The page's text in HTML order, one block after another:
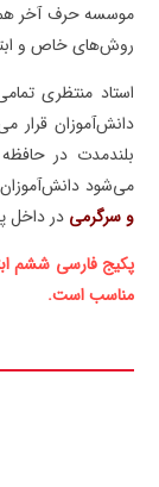
موسسه حرف آخر
روش‌های خاص و
استاد منتظری
دانش‌آموزان
بلندمدت در
می‌شود دانش‌آموزان
و سرگرمی در داخل
پکیج فارسی ششم
مناسب است.